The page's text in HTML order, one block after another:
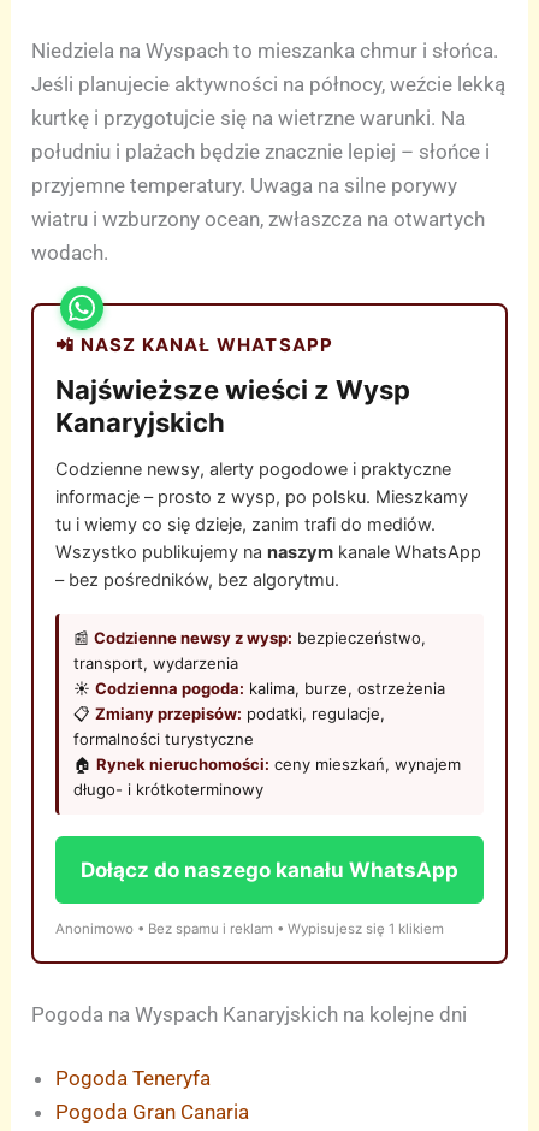
Niedziela na Wyspach to mieszanka chmur i słońca.
Jeśli planujecie aktywności na północy, weźcie lekką
kurtkę i przygotujcie się na wietrzne warunki. Na
południu i plażach będzie znacznie lepiej – słońce i
przyjemne temperatury. Uwaga na silne porywy
wiatru i wzburzony ocean, zwłaszcza na otwartych
wodach.
📲 NASZ KANAŁ WHATSAPP
Najświeższe wieści z Wysp
Kanaryjskich
Codzienne newsy, alerty pogodowe i praktyczne
informacje – prosto z wysp, po polsku. Mieszkamy
tu i wiemy co się dzieje, zanim trafi do mediów.
Wszystko publikujemy nanaszym kanale WhatsApp
– bez pośredników, bez algorytmu.
📰Codzienne newsy z wysp: bezpieczeństwo,
transport, wydarzenia
☀️Codzienna pogoda: kalima, burze, ostrzeżenia
📋Zmiany przepisów: podatki, regulacje,
formalności turystyczne
🏠Rynek nieruchomości: ceny mieszkań, wynajem
długo- i krótkoterminowy
Dołącz do naszego kanału WhatsApp
Anonimowo • Bez spamu i reklam • Wypisujesz się 1 klikiem
Pogoda na Wyspach Kanaryjskich na kolejne dni
Pogoda Teneryfa
Pogoda Gran Canaria